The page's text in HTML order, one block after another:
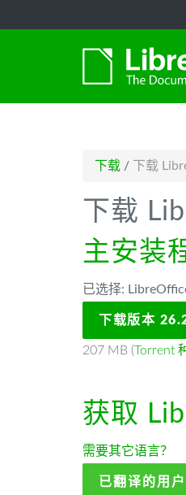
下载 / 下载
下载
主安装
已选择:
下载版本
207 MB (Torrent
获取
需要其它语言？
已翻译的用